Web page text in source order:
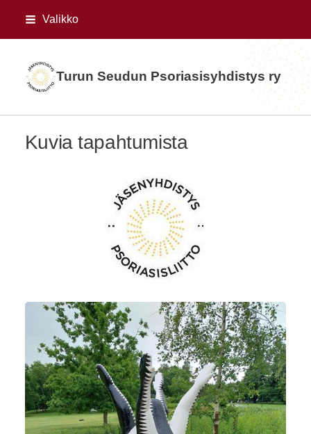
Siirry
sisältöön
Valikko
Turun Seudun Psoriasisyhdistys ry
Kuvia tapahtumista